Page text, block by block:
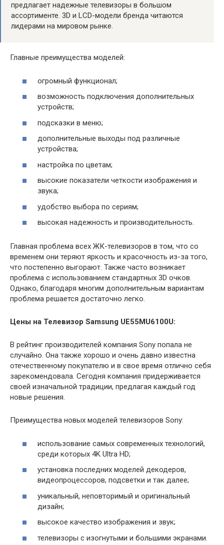
предлагает надежные телевизоры в большом
ассортименте. 3D и LCD-модели бренда читаются
лидерами на мировом рынке.
Главные преимущества моделей:
огромный функционал;
возможность подключения дополнительных
устройств;
подсказки в меню;
дополнительные выходы под различные
устройства;
настройка по цветам;
высокие показатели четкости изображения и
звука;
удобство выбора по сериям;
высокая надежность и производительность.
Главная проблема всех ЖК-телевизоров в том, что со
временем они теряют яркость и красочность из-за того,
что постепенно выгорают. Также часто возникает
проблема с использованием стандартных 3D очков.
Однако, благодаря многим дополнительным вариантам
проблема решается достаточно легко.
Цены на Телевизор Samsung UE55MU6100U:
В рейтинг производителей компания Sony попала не
случайно. Она также хорошо и очень давно известна
отечественному покупателю и в свое время отлично себя
зарекомендовала. Сегодня компания придерживается
своей изначальной традиции, предлагая каждый год
новые решения.
Преимущества новых моделей телевизоров Sony:
использование самых современных технологий,
среди которых 4K Ultra HD;
установка последних моделей декодеров,
видеопроцессоров, подсветки и так далее;
уникальный, неповторимый и оригинальный
дизайн;
высокое качество изображения и звук;
телевизоры с изогнутыми и большими экранами.